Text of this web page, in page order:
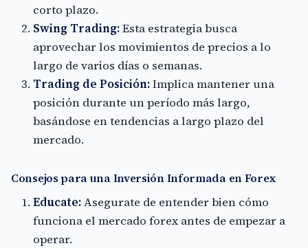
corto plazo.
Swing Trading:Esta estrategia busca
aprovechar los movimientos de precios a lo
largo de varios días o semanas.
Trading de Posición:Implica mantener una
posición durante un período más largo,
basándose en tendencias a largo plazo del
mercado.
Consejos para una Inversión Informada en Forex
Educate:Asegurate de entender bien cómo
funciona el mercado forex antes de empezar a
operar.